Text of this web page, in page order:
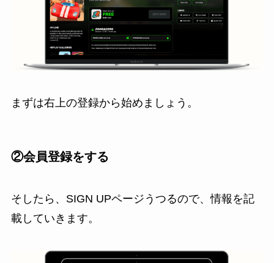
まずは右上の登録から始めましょう。
②会員登録をする
そしたら、SIGN UPページうつるので、情報を記
載していきます。